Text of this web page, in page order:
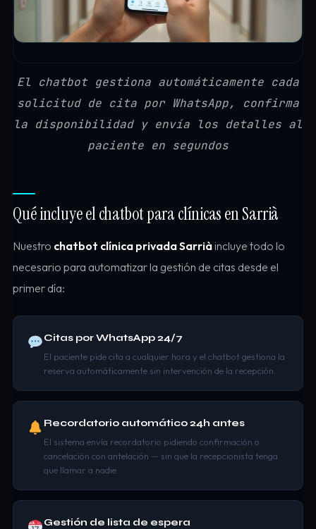
El chatbot gestiona automáticamente cada
solicitud de cita por WhatsApp, confirma
la disponibilidad y envía los detalles al
paciente en segundos
Qué incluye el chatbot para clínicas en Sarrià
Nuestro chatbot clínica privada Sarriàincluye todo lo
necesario para automatizar la gestión de citas desde el
primer día:
Citas por WhatsApp 24/7
El paciente pide cita a cualquier hora y el chatbot gestiona la
reserva automáticamente sin intervención de la recepción.
Recordatorio automático 24h antes
El sistema envía recordatorio pidiendo confirmación o
cancelación con antelación — sin que la recepcionista tenga
que llamar a nadie.
Gestión de lista de espera